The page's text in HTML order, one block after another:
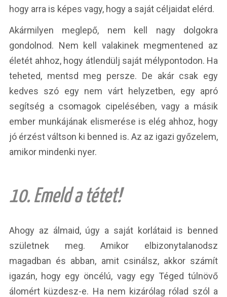
hogy arra is képes vagy, hogy a saját céljaidat elérd.
Akármilyen meglepő, nem kell nagy dolgokra
gondolnod. Nem kell valakinek megmentened az
életét ahhoz, hogy átlendülj saját mélypontodon. Ha
teheted, mentsd meg persze. De akár csak egy
kedves szó egy nem várt helyzetben, egy apró
segítség a csomagok cipelésében, vagy a másik
ember munkájának elismerése is elég ahhoz, hogy
jó érzést váltson ki benned is. Az az igazi győzelem,
amikor mindenki nyer.
10. Emeld a tétet!
Ahogy az álmaid, úgy a saját korlátaid is benned
születnek meg. Amikor elbizonytalanodsz
magadban és abban, amit csinálsz, akkor számít
igazán, hogy egy öncélú, vagy egy Téged túlnövő
álomért küzdesz-e. Ha nem kizárólag rólad szól a